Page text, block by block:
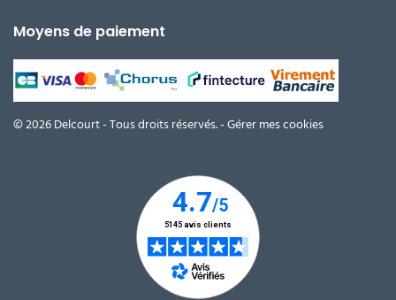
Moyens de paiement
© 2026 Delcourt - Tous droits réservés. -Gérer mes cookies